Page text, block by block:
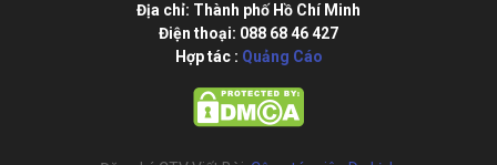
Địa chỉ: Thành phố Hồ Chí Minh
Điện thoại: 088 68 46 427
Hợp tác : Quảng Cáo